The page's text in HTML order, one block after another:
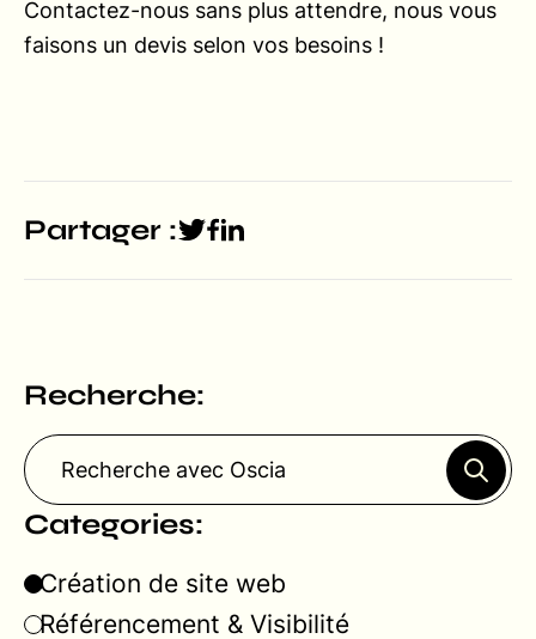
Contactez-nous sans plus attendre, nous vous
faisons un devis selon vos besoins !
Partager :
Recherche:
Categories:
Création de site web
Référencement & Visibilité